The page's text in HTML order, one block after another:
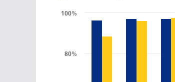
80%
100%